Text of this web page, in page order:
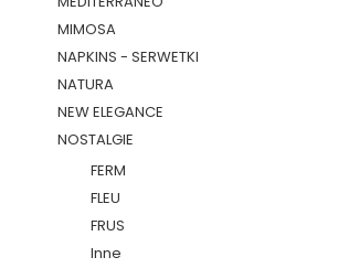
MIMOSA
NAPKINS - SERWETKI
NATURA
NEW ELEGANCE
NOSTALGIE
FERM
FLEU
FRUS
Inne